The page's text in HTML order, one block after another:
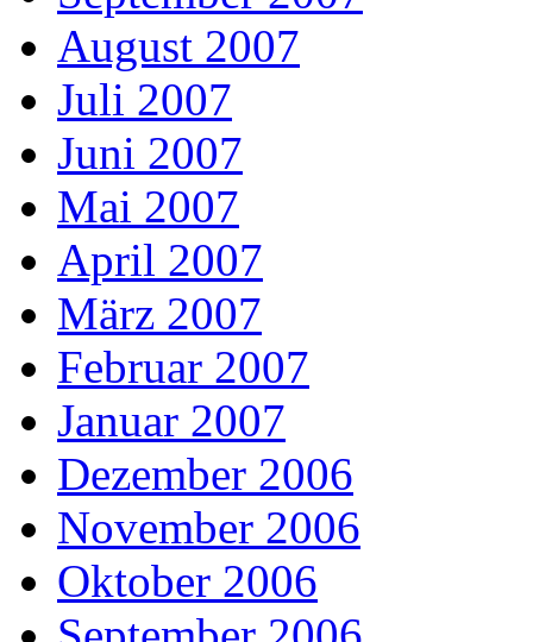
August 2007
Juli 2007
Juni 2007
Mai 2007
April 2007
März 2007
Februar 2007
Januar 2007
Dezember 2006
November 2006
Oktober 2006